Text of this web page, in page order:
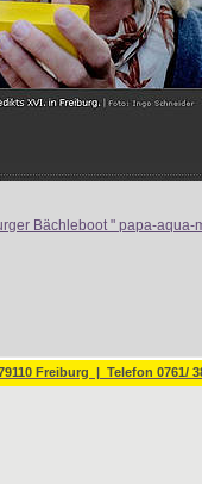
Freiburg | Telefon 0761/
Bächleboot " papa-aqua-